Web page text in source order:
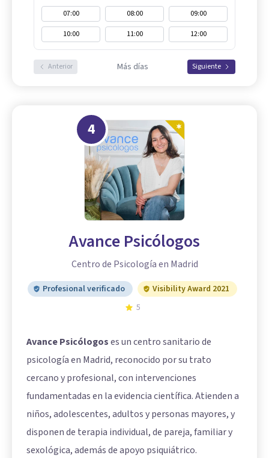
07:00 08:00
09:00
10:00
11:00 12:00
Anterior Más días Siguiente
4
Avance Psicólogos
Centro de Psicología en Madrid
Profesional verificado
Visibility Award 2021
5
Avance Psicólogoses un centro sanitario de
psicología en Madrid, reconocido por su trato
cercano y profesional, con intervenciones
fundamentadas en la evidencia científica. Atienden a
niños, adolescentes, adultos y personas mayores, y
disponen de terapia individual, de pareja, familiar y
sexológica, además de apoyo psiquiátrico.